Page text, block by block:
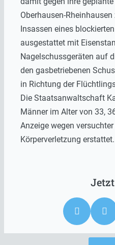
Oberhausen-
Insassen eines
ausgestattet mit
Nagelschussgeräten auf
den gasbetriebenen
in Richtung der
Die Staatsanwaltschaft
Männer im Alter von 33,
Anzeige wegen
Körperverletzung erstattet.